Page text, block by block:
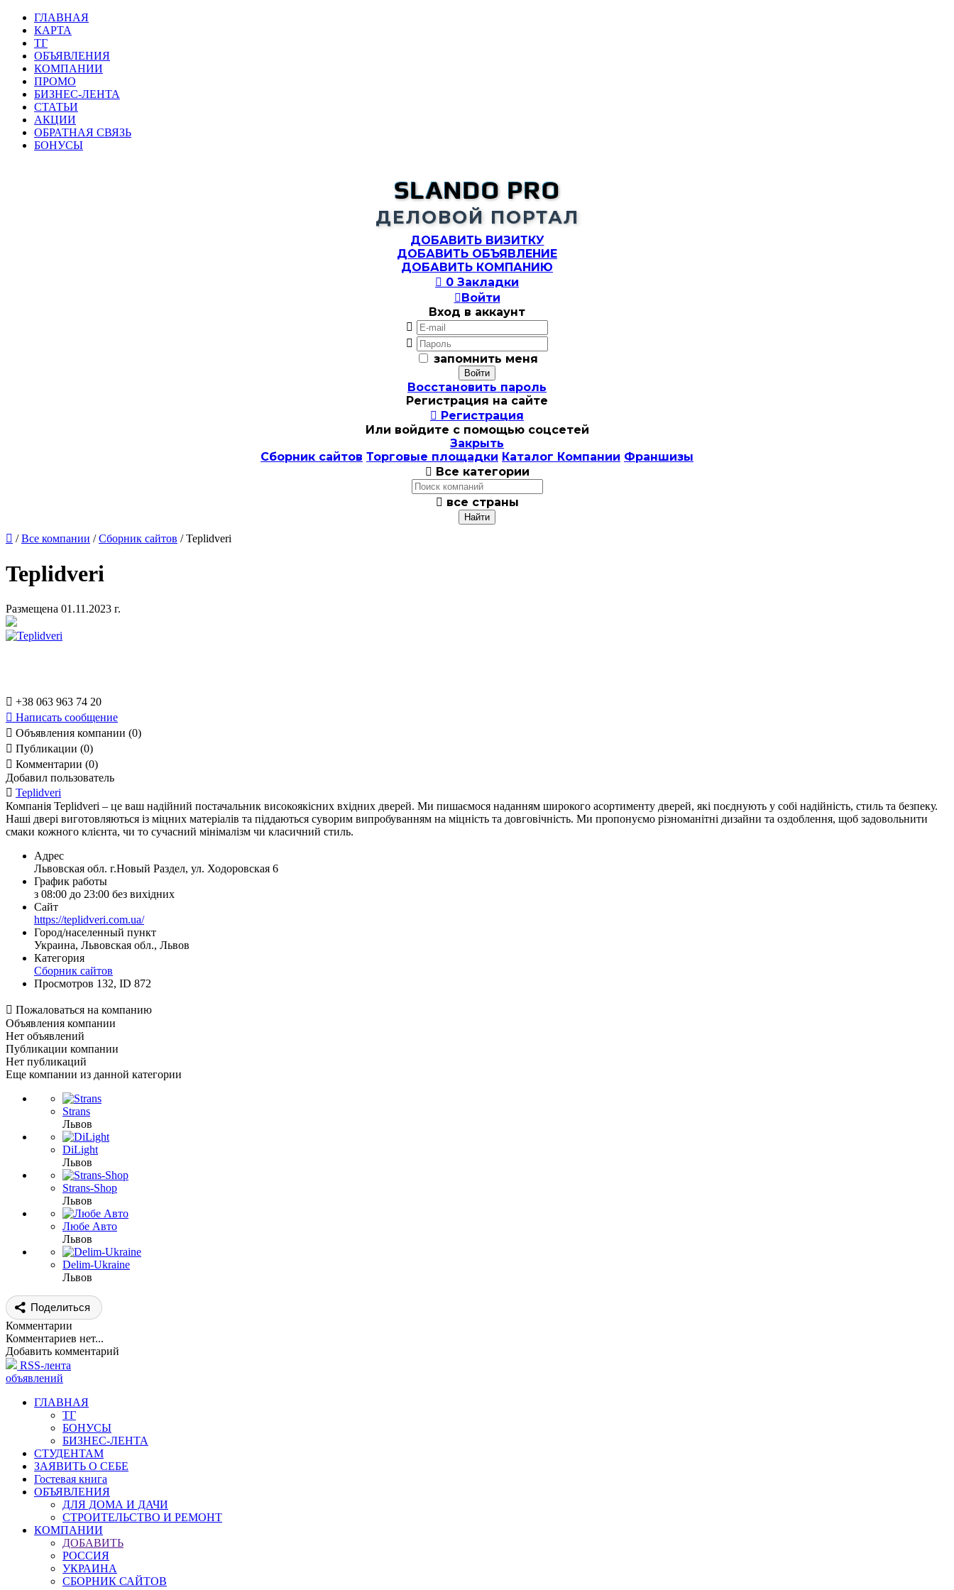
ГЛАВНАЯ
КАРТА
ТГ
ОБЪЯВЛЕНИЯ
КОМПАНИИ
ПРОМО
БИЗНЕС-ЛЕНТА
СТАТЬИ
АКЦИИ
ОБРАТНАЯ СВЯЗЬ
БОНУСЫ
SLANDO PRO
ДЕЛОВОЙ ПОРТАЛ
ДОБАВИТЬ ВИЗИТКУ
ДОБАВИТЬ ОБЪЯВЛЕНИЕ
ДОБАВИТЬ КОМПАНИЮ
 0 Закладки
Войти
Вход в аккаунт


запомнить меня
Восстановить пароль
Регистрация на сайте
 Регистрация
Или войдите с помощью соцсетей
Закрыть
Сборник сайтов Торговые площадки Каталог Компании Франшизы
 Все категории
 все страны
 /Все компании /Сборник сайтов / Teplidveri
Teplidveri
Размещена 01.11.2023 г.
 +38 063 963 74 20
 Написать сообщение
 Объявления компании (0)
 Публикации (0)
 Комментарии (0)
Добавил пользователь
 Teplidveri
Компанія Teplidveri – це ваш надійний постачальник високоякісних вхідних дверей. Ми пишаємося наданням широкого асортименту дверей, які поєднують у собі надійність, стиль та безпеку.
Наші двері виготовляються із міцних матеріалів та піддаються суворим випробуванням на міцність та довговічність. Ми пропонуємо різноманітні дизайни та оздоблення, щоб задовольнити
смаки кожного клієнта, чи то сучасний мінімалізм чи класичний стиль.
Адрес
Львовская обл. г.Новый Раздел, ул. Ходоровская 6
График работы
з 08:00 до 23:00 без вихідних
Сайт
https://teplidveri.com.ua/
Город/населенный пункт
Украина, Львовская обл., Львов
Категория
Сборник сайтов
Просмотров 132, ID 872
 Пожаловаться на компанию
Объявления компании
Нет объявлений
Публикации компании
Нет публикаций
Еще компании из данной категории
Strans
Львов
DiLight
Львов
Strans-Shop
Львов
Любе Авто
Львов
Delim-Ukraine
Львов
Поделиться
Комментарии
Комментариев нет...
Добавить комментарий
RSS-лента
объявлений
ГЛАВНАЯ
ТГ
БОНУСЫ
БИЗНЕС-ЛЕНТА
СТУДЕНТАМ
ЗАЯВИТЬ О СЕБЕ
Гостевая книга
ОБЪЯВЛЕНИЯ
ДЛЯ ДОМА И ДАЧИ
СТРОИТЕЛЬСТВО И РЕМОНТ
КОМПАНИИ
ДОБАВИТЬ
РОССИЯ
УКРАИНА
СБОРНИК САЙТОВ